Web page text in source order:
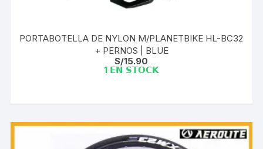
PORTABOTELLA DE NYLON M/PLANETBIKE HL-BC32
+ PERNOS | BLUE
S/15.90
1 𝗘𝗡 𝗦𝗧𝗢𝗖𝗞